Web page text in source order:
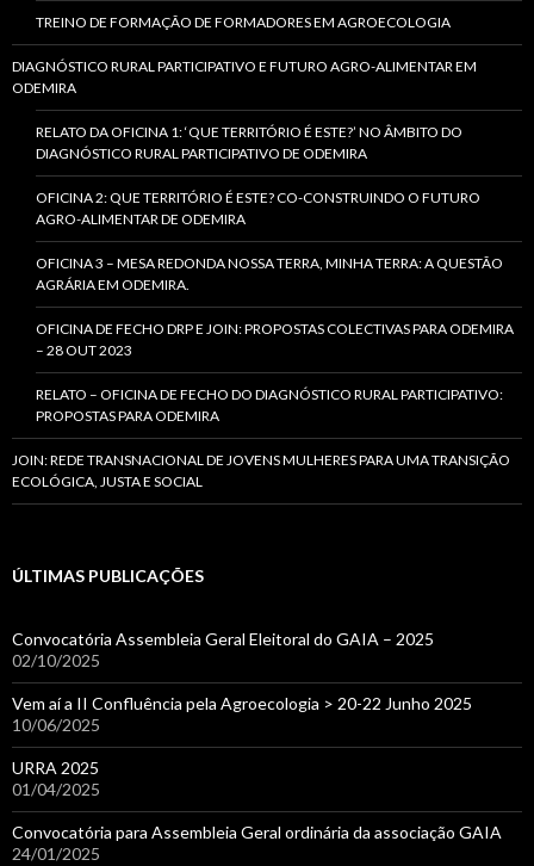
TREINO DE FORMAÇÃO DE FORMADORES EM AGROECOLOGIA
DIAGNÓSTICO RURAL PARTICIPATIVO E FUTURO AGRO-ALIMENTAR EM
ODEMIRA
RELATO DA OFICINA 1: ‘QUE TERRITÓRIO É ESTE?’ NO ÂMBITO DO
DIAGNÓSTICO RURAL PARTICIPATIVO DE ODEMIRA
OFICINA 2: QUE TERRITÓRIO É ESTE? CO-CONSTRUINDO O FUTURO
AGRO-ALIMENTAR DE ODEMIRA
OFICINA 3 – MESA REDONDA NOSSA TERRA, MINHA TERRA: A QUESTÃO
AGRÁRIA EM ODEMIRA.
OFICINA DE FECHO DRP E JOIN: PROPOSTAS COLECTIVAS PARA ODEMIRA
– 28 OUT 2023
RELATO – OFICINA DE FECHO DO DIAGNÓSTICO RURAL PARTICIPATIVO:
PROPOSTAS PARA ODEMIRA
JOIN: REDE TRANSNACIONAL DE JOVENS MULHERES PARA UMA TRANSIÇÃO
ECOLÓGICA, JUSTA E SOCIAL
ÚLTIMAS PUBLICAÇÕES
Convocatória Assembleia Geral Eleitoral do GAIA – 2025
02/10/2025
Vem aí a II Confluência pela Agroecologia > 20-22 Junho 2025
10/06/2025
URRA 2025
01/04/2025
Convocatória para Assembleia Geral ordinária da associação GAIA
24/01/2025